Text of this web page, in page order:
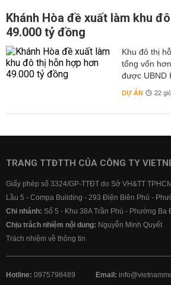
Khánh Hòa đề xuất làm khu
49.000 tỷ đồng
Khu đô thị
tổng vốn
được UBND
DỰ ÁN 22
TRANG TTĐTTH CỦA CÔNG TY
Giấy phép số 3324/GP-TTĐT do Sở VH&TT
Lầu 5 - Compa Building - 293 Điện Biên Phủ -
Chi nhánh: Số 5 - Khu 38A Trần Phú - Phường Ba
Chịu trách nhiệm nội dung: Nguyễn Minh Quyết
Trách nhiệm về thông tin
Hotline: 0975798489 Email: